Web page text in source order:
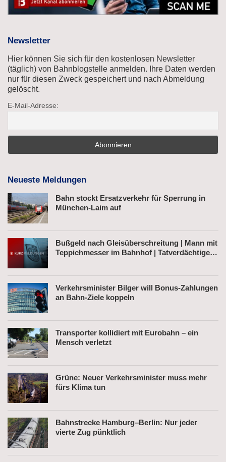
Newsletter
Hier können Sie sich für den kostenlosen Newsletter
(täglich) von Bahnblogstelle anmelden. Ihre Daten werden
nur für diesen Zweck gespeichert und nach Abmeldung
gelöscht.
E-Mail-Adresse:
Neueste Meldungen
Bahn stockt Ersatzverkehr für Sperrung in
München-Laim auf
Bußgeld nach Gleisüberschreitung | Mann mit
Teppichmesser im Bahnhof | Tatverdächtiger
Verkehrsminister Bilger will Bonus-Zahlungen
an Bahn-Ziele koppeln
Transporter kollidiert mit Eurobahn – ein
Mensch verletzt
Grüne: Neuer Verkehrsminister muss mehr
fürs Klima tun
Bahnstrecke Hamburg–Berlin: Nur jeder
vierte Zug pünktlich